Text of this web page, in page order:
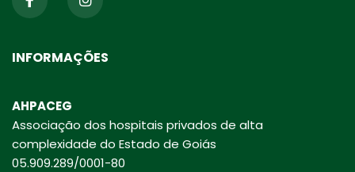
INFORMAÇÕES
AHPACEG
Associação dos hospitais privados de alta
complexidade do Estado de Goiás
05.909.289/0001-80